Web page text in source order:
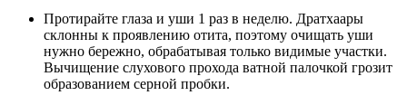
Протирайте глаза и уши 1 раз в неделю. Дратхаары
склонны к проявлению отита, поэтому очищать уши
нужно бережно, обрабатывая только видимые участки.
Вычищение слухового прохода ватной палочкой грозит
образованием серной пробки.